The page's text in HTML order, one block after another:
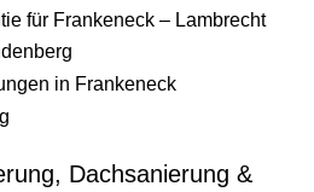
für Frankeneck – Lambrecht
in Frankeneck
Dachsanierung &